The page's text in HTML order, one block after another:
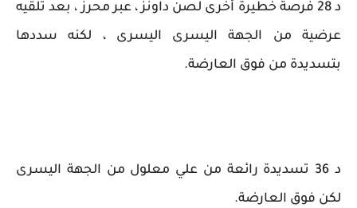
د 28 فرصة خطيرة أخرى لصن داونز ، عبر محرز ، بعد تلقيه
عرضية من الجهة اليسرى اليسرى ، لكنه سددها
بتسديدة من فوق العارضة.
د 36 تسديدة رائعة من علي معلول من الجهة اليسرى
لكن فوق العارضة.